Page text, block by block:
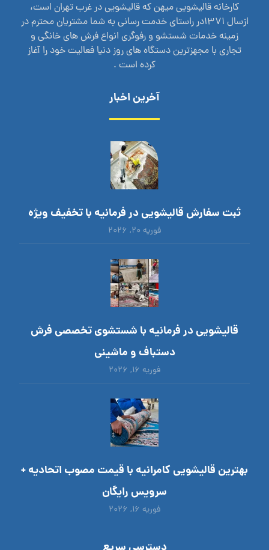
کارخانه قالیشویی میهن که قالیشویی در غرب تهران است،
ازسال 1371در راستای خدمت رسانی به شما مشتریان محترم در
زمینه خدمات شستشو و رفوگری انواع فرش های خانگی و
تجاری با مجهزترین دستگاه های روز دنیا فعالیت خود را آغاز
کرده است .
آخرین اخبار
ثبت سفارش قالیشویی در فرمانیه با تخفیف ویژه
فوریه ۲۰, ۲۰۲۶
قالیشویی در فرمانیه با شستشوی تخصصی فرش
دستباف و ماشینی
فوریه ۱۶, ۲۰۲۶
بهترین قالیشویی کامرانیه با قیمت مصوب اتحادیه +
سرویس رایگان
فوریه ۱۶, ۲۰۲۶